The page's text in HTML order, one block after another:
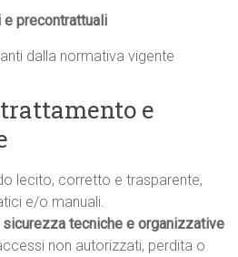
precontrattuali
dalla normativa vigente
e
lecito, corretto e trasparente,
e/o manuali.
tecniche e organizzative
non autorizzati, perdita o